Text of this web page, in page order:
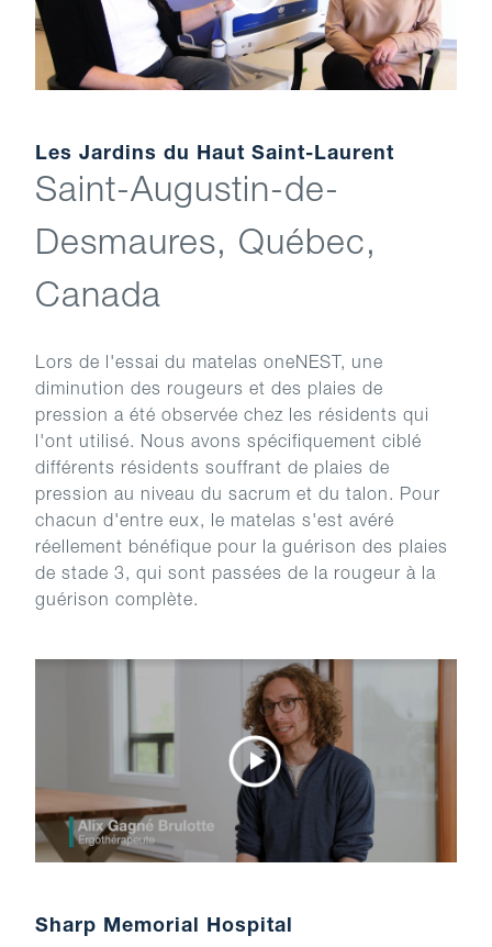
Les Jardins du Haut Saint-Laurent
Saint-Augustin-de-
Desmaures, Québec,
Canada
Lors de l'essai du matelas oneNEST, une
diminution des rougeurs et des plaies de
pression a été observée chez les résidents qui
l'ont utilisé. Nous avons spécifiquement ciblé
différents résidents souffrant de plaies de
pression au niveau du sacrum et du talon. Pour
chacun d'entre eux, le matelas s'est avéré
réellement bénéfique pour la guérison des plaies
de stade 3, qui sont passées de la rougeur à la
guérison complète.
Sharp Memorial Hospital